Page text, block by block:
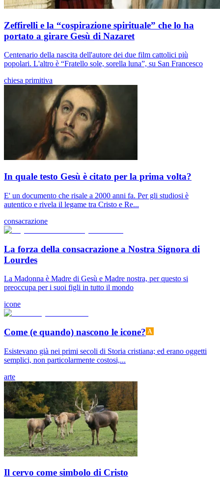
Zeffirelli e la “cospirazione spirituale” che lo ha
portato a girare Gesù di Nazaret
Centenario della nascita dell'autore dei due film cattolici più
popolari. L'altro è “Fratello sole, sorella luna”, su San Francesco
chiesa primitiva
In quale testo Gesù è citato per la prima volta?
E' un documento che risale a 2000 anni fa. Per gli studiosi è
autentico e rivela il legame tra Cristo e Re...
consacrazione
La forza della consacrazione a Nostra Signora di
Lourdes
La Madonna è Madre di Gesù e Madre nostra, per questo si
preoccupa per i suoi figli in tutto il mondo
icone
Come (e quando) nascono le icone?
Esistevano già nei primi secoli di Storia cristiana; ed erano oggetti
semplici, non particolarmente costosi,...
arte
Il cervo come simbolo di Cristo